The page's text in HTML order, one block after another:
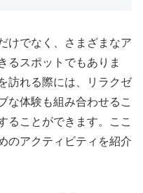
けでなく、さまざまなア
るスポットでもありま
訪れる際には、リラクゼ
な体験も組み合わせるこ
ることができます。ここ
のアクティビティを紹介